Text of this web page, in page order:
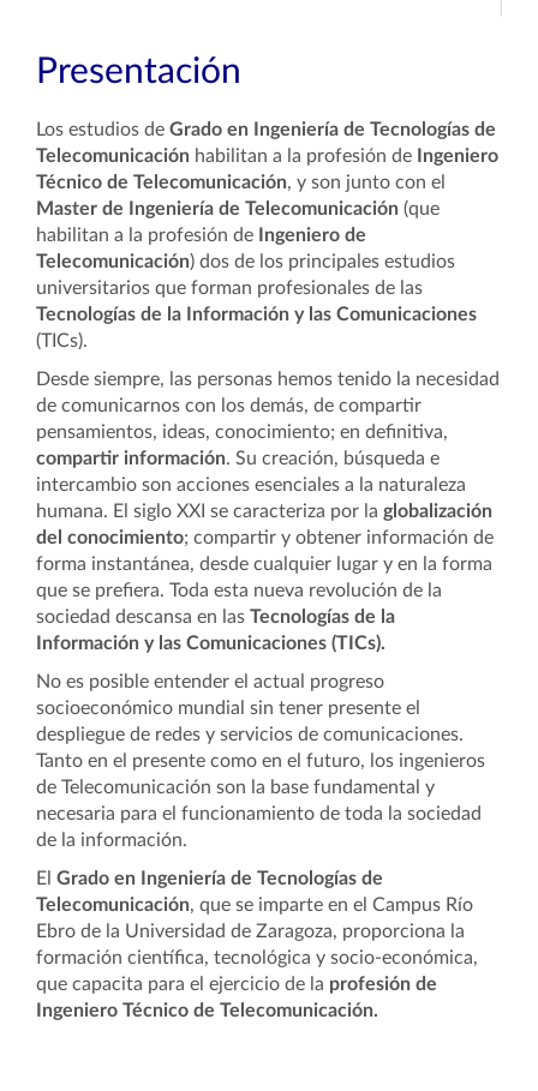
Presentación
Los estudios de Grado en Ingeniería de Tecnologías de
Telecomunicación habilitan a la profesión de
Ingeniero
Técnico de Telecomunicación, y son junto con el
Master de Ingeniería de Telecomunicación (que
habilitan a la profesión de
Ingeniero de
Telecomunicación) dos de los principales estudios
universitarios que forman profesionales de las
Tecnologías de la Información y las Comunicaciones
(TICs).
Desde siempre, las personas hemos tenido la necesidad
de comunicarnos con los demás, de compartir
pensamientos, ideas, conocimiento; en definitiva,
compartir información. Su creación, búsqueda e
intercambio son acciones esenciales a la naturaleza
humana. El siglo XXI se caracteriza por la globalización
del conocimiento; compartir y obtener información de
forma instantánea, desde cualquier lugar y en la forma
que se prefiera. Toda esta nueva revolución de la
sociedad descansa en las Tecnologías de la
Información y las Comunicaciones (TICs).
No es posible entender el actual progreso
socioeconómico mundial sin tener presente el
despliegue de redes y servicios de comunicaciones.
Tanto en el presente como en el futuro, los ingenieros
de Telecomunicación son la base fundamental y
necesaria para el funcionamiento de toda la sociedad
de la información.
El Grado en Ingeniería de Tecnologías de
Telecomunicación, que se imparte en el Campus Río
Ebro de la Universidad de Zaragoza, proporciona la
formación científica, tecnológica y socio-económica,
que capacita para el ejercicio de la profesión de
Ingeniero Técnico de Telecomunicación.